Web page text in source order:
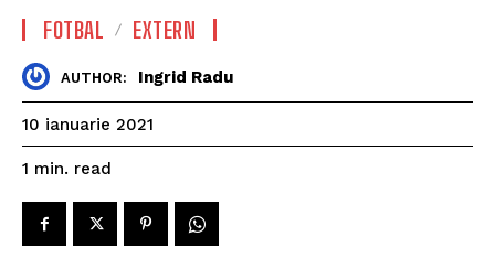
FOTBAL EXTERN
AUTHOR: Ingrid Radu
10 ianuarie 2021
1 min. read